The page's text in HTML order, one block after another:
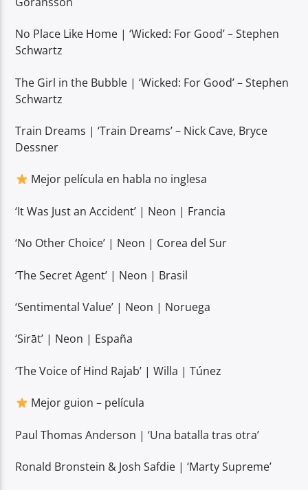
No Place Like Home | ‘Wicked: For Good’ – Stephen
Schwartz
The Girl in the Bubble | ‘Wicked: For Good’ – Stephen
Schwartz
Train Dreams | ‘Train Dreams’ – Nick Cave, Bryce
Dessner
Mejor película en habla no inglesa
‘It Was Just an Accident’ | Neon | Francia
‘No Other Choice’ | Neon | Corea del Sur
‘The Secret Agent’ | Neon | Brasil
‘Sentimental Value’ | Neon | Noruega
‘Sirāt’ | Neon | España
‘The Voice of Hind Rajab’ | Willa | Túnez
Mejor guion – película
Paul Thomas Anderson | ‘Una batalla tras otra’
Ronald Bronstein & Josh Safdie | ‘Marty Supreme’